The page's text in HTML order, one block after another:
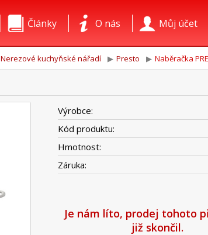
Můj účet
O nás
Články
Nerezové kuchyňské nářadí Presto Naběračka
Výrobce:
Kód produktu:
Hmotnost:
Záruka:
Je nám líto, prodej tohoto
již skončil.